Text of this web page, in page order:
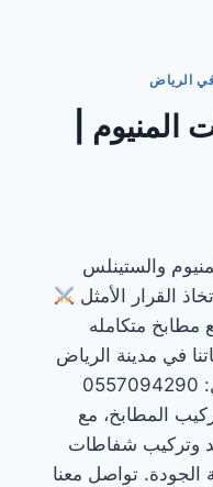
الرياض
|
والستينلس
القرار الأمثل
مطابخ متكامله
في مدينة الرياض
رقم التواصل: 0557094290
المطابخ، مع
وتركيب شفاطات
الجودة. تواصل معنا